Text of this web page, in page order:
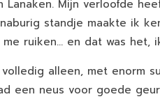
Mijn verloofde
standje maakte ik
ruiken... en dat was het,
alleen, met enorm
een neus voor goede